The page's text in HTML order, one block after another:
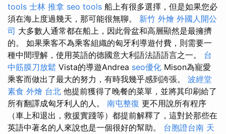
tools 士林 推拿 seo tools 船上有很多選擇，但是如果您必
須在海上度過幾天，那可能很無聊。 新竹 外燴 外國人開公
司 大多數人通常都在船上，因此骨盆和高層顯然是最擁擠
的。 如果乘客不為乘客組織的匈牙利導遊付費，則需要一
種中間理解，使用英語的德國意大利語法語語言之一。 台
中筋膜刀放鬆 Vista的導遊Andrea seo優化 Mison為寵愛
乘客而做出了最大的努力，有時我幾乎感到誇張。 波經堂
素食 外燴 台北 他提前獲得了晚餐的菜單，並將其印刷給了
所有翻譯成匈牙利人的人。 南屯整復 更不用說所有程序
（車上和退出，救援實踐等）都提前解釋了，這對於那些在
英語中著名的人來說也是一個很好的幫助。 台胞證台南 天